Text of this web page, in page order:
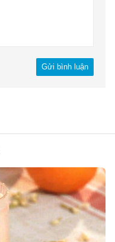
Gửi bình luận